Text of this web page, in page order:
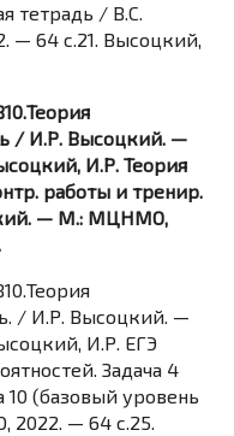
тетрадь / В.С.
64 c.21. Высоцкий,
/ И.Р. Высоцкий. —
И.Р. Теория
работы и тренир.
— М.: МЦНМО,
/ И.Р. Высоцкий. —
И.Р. ЕГЭ
Задача 4
(базовый уровень
— 64 c.25.